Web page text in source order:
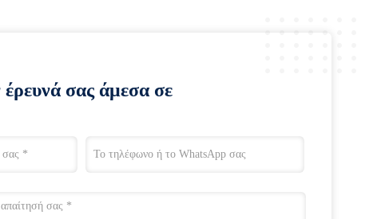
σας άμεσα σε